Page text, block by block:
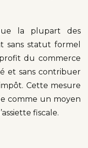
la plupart des
sans statut formel
du commerce
et sans contribuer
Cette mesure
comme un moyen
fiscale.